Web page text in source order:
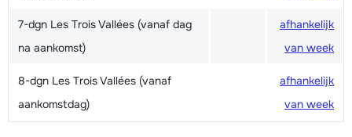
7-dgn Les Trois Vallées (vanaf dag
na aankomst)
afhankelijk
van week
8-dgn Les Trois Vallées (vanaf
aankomstdag)
afhankelijk
van week